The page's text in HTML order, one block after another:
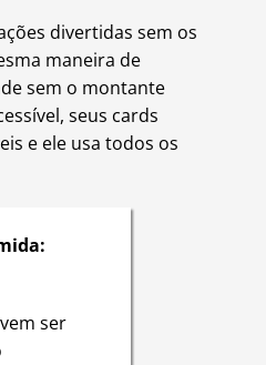
divertidas sem os
maneira de
sem o montante
seus cards
e ele usa todos os
ser